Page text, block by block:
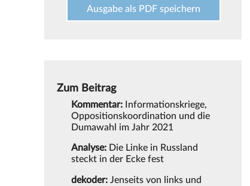
Ausgabe als PDF speichern
Zum Beitrag
Kommentar: Informationskriege,
Oppositionskoordination und die
Dumawahl im Jahr 2021
Analyse: Die Linke in Russland
steckt in der Ecke fest
dekoder: Jenseits von links und